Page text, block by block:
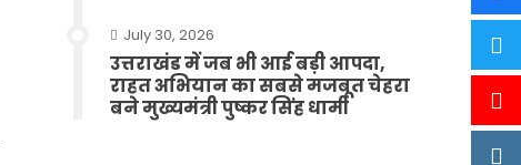
July 30, 2026
उत्तराखंड में जब भी आई बड़ी आपदा,
राहत अभियान का सबसे मजबूत चेहरा
बने मुख्यमंत्री पुष्कर सिंह धामी